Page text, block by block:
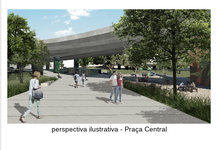
perspectiva ilustrativa - Praça Central